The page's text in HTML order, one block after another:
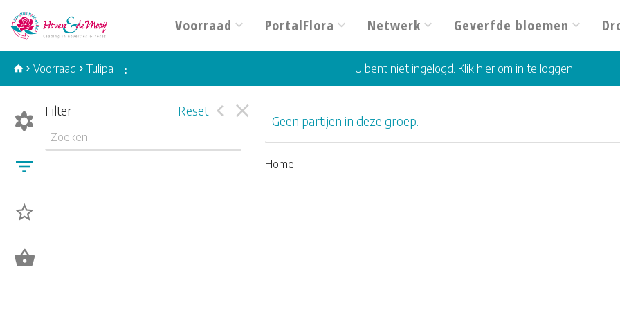
Voorraad PortalFlora Netwerk Geverfde bloemen
Voorraad Tulipa : U bent niet ingelogd. Klik hier om in te loggen.
Filter Reset
Geen partijen in deze groep.
Home